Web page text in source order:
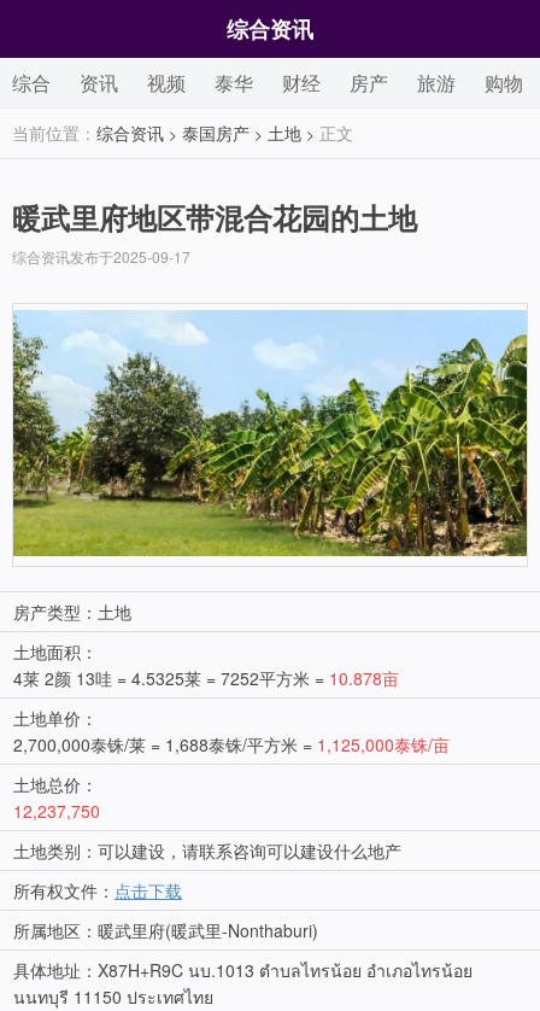
综合资讯
综合 资讯 视频 泰华 财经 房产 旅游 购物
当前位置： 综合资讯 > 泰国房产 > 土地 > 正文
暖武里府地区带混合花园的土地
综合资讯发布于2025-09-17
房产类型：土地
土地面积：
4莱 2颜 13哇 = 4.5325莱 = 7252平方米 = 10.878亩
土地单价：
2,700,000泰铢/莱 = 1,688泰铢/平方米 = 1,125,000泰铢/亩
土地总价：
12,237,750
土地类别：可以建设，请联系咨询可以建设什么地产
所有权文件： 点击下载
所属地区：暖武里府(暖武里-Nonthaburi)
具体地址：X87H+R9C นบ.1013 ตำบลไทรน้อย อำเภอไทรน้อย
นนทบุรี 11150 ประเทศไทย